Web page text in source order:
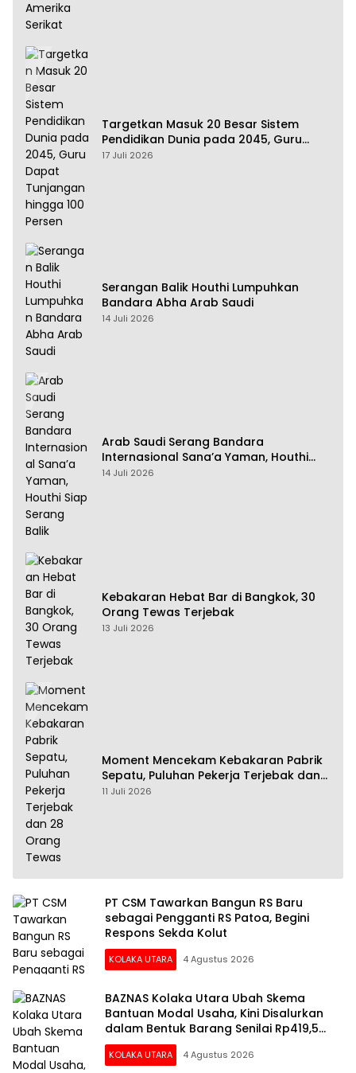
Targetkan Masuk 20 Besar Sistem
Pendidikan Dunia pada 2045, Guru
Dapat Tunjangan hingga 100 Persen
17 Juli 2026
Serangan Balik Houthi Lumpuhkan
Bandara Abha Arab Saudi
14 Juli 2026
Arab Saudi Serang Bandara
Internasional Sana’a Yaman, Houthi
Siap Serang Balik
14 Juli 2026
Kebakaran Hebat Bar di Bangkok, 30
Orang Tewas Terjebak
13 Juli 2026
Moment Mencekam Kebakaran Pabrik
Sepatu, Puluhan Pekerja Terjebak dan
28 Orang Tewas
11 Juli 2026
PT CSM Tawarkan Bangun RS Baru
sebagai Pengganti RS Patoa, Begini
Respons Sekda Kolut
KOLAKA UTARA 4 Agustus 2026
BAZNAS Kolaka Utara Ubah Skema
Bantuan Modal Usaha, Kini Disalurkan
dalam Bentuk Barang Senilai Rp419,5
Juta
KOLAKA UTARA 4 Agustus 2026